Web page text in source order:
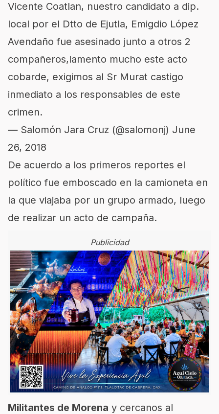
Vicente Coatlan, nuestro candidato a dip.
local por el Dtto de Ejutla, Emigdio López
Avendaño fue asesinado junto a otros 2
compañeros,lamento mucho este acto
cobarde, exigimos al Sr Murat castigo
inmediato a los responsables de este
crimen.
— Salomón Jara Cruz (@salomonj) June
26, 2018
De acuerdo a los primeros reportes el
político fue emboscado en la camioneta en
la que viajaba por un grupo armado, luego
de realizar un acto de campaña.
Publicidad
Militantes de Morena y cercanos al